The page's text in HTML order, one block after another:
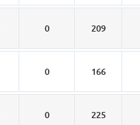
0 209
0 166
0 225